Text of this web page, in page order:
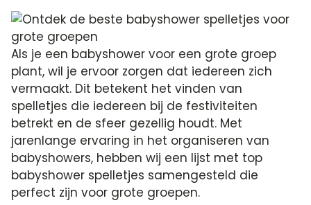
Als je een babyshower voor een grote groep
plant, wil je ervoor zorgen dat iedereen zich
vermaakt. Dit betekent het vinden van
spelletjes die iedereen bij de festiviteiten
betrekt en de sfeer gezellig houdt. Met
jarenlange ervaring in het organiseren van
babyshowers, hebben wij een lijst met top
babyshower spelletjes samengesteld die
perfect zijn voor grote groepen.